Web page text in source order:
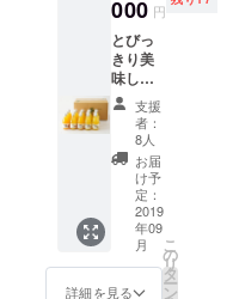
有田み
イ
ダー
200ml×
12本入
伊藤農
園と創
業三百
年の老
舗酒
造・能
勢酒造
で共同
バー
ジョン
の作品
集で
す。 作
品集を
開くと
バース
デー
カード
のよう
にメロ
ディー
が流れ
ます。
アート
ル
100% ✻
色落
ち・お
洗濯に
関して
インク
の特性
上、初
回洗濯
の際多
少色落
ちがあ
りま
す。そ
000 円
とびっ
きり美
味しい
選べる
伊藤農
園の
【みか
ジュー
ス・み
かんサ
ダー・
寒天
支援
者：
8人
お届
け予
定：
2019
年09
月
詳細を見る
こ
の
リ
タ
ー
ン